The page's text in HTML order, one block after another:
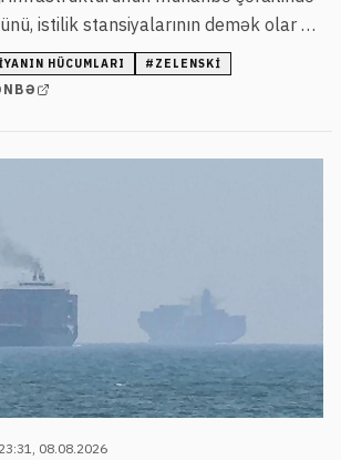
istilik stansiyalarının demək olar ki,
O bildirib ki, Rusiyanın gecə
24 saatda 13 nəfər həlak olub və bu
ukraynalıların həyatını dözülməz
HÜCUMLARI # ZELENSKI
23:31, 08.08.2026